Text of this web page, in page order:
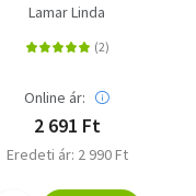
Lamar Linda
Online ár:
2 691 Ft
Eredeti ár: 2 990 Ft